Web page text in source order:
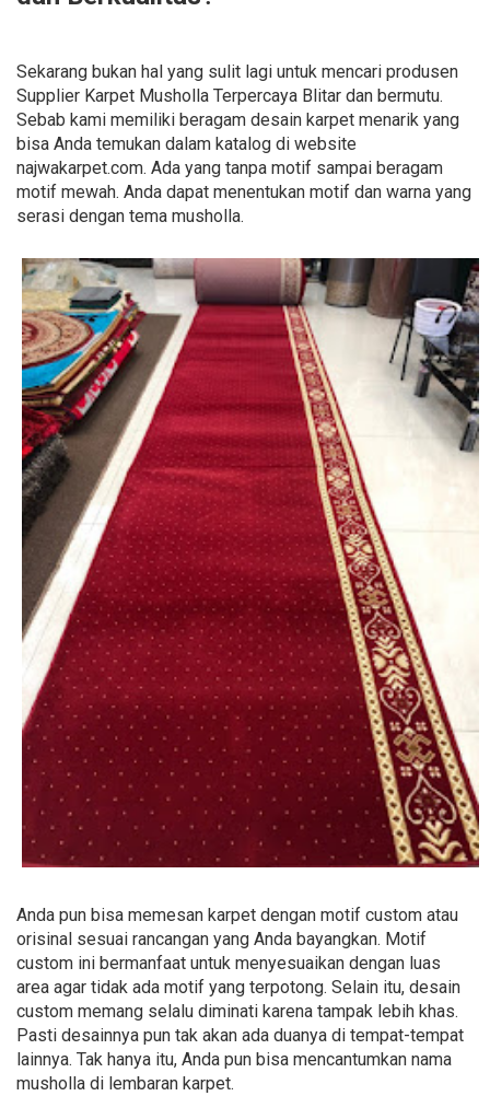
Sekarang bukan hal yang sulit lagi untuk mencari produsen
Supplier Karpet Musholla Terpercaya Blitar dan bermutu.
Sebab kami memiliki beragam desain karpet menarik yang
bisa Anda temukan dalam katalog di website
najwakarpet.com. Ada yang tanpa motif sampai beragam
motif mewah. Anda dapat menentukan motif dan warna yang
serasi dengan tema musholla.
Anda pun bisa memesan karpet dengan motif custom atau
orisinal sesuai rancangan yang Anda bayangkan. Motif
custom ini bermanfaat untuk menyesuaikan dengan luas
area agar tidak ada motif yang terpotong. Selain itu, desain
custom memang selalu diminati karena tampak lebih khas.
Pasti desainnya pun tak akan ada duanya di tempat-tempat
lainnya. Tak hanya itu, Anda pun bisa mencantumkan nama
musholla di lembaran karpet.